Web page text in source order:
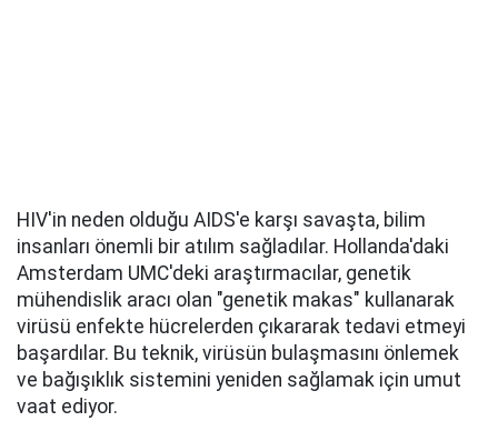
HIV'in neden olduğu AIDS'e karşı savaşta, bilim
insanları önemli bir atılım sağladılar. Hollanda'daki
Amsterdam UMC'deki araştırmacılar, genetik
mühendislik aracı olan "genetik makas" kullanarak
virüsü enfekte hücrelerden çıkararak tedavi etmeyi
başardılar. Bu teknik, virüsün bulaşmasını önlemek
ve bağışıklık sistemini yeniden sağlamak için umut
vaat ediyor.